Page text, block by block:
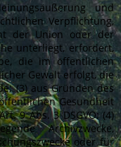
und
Verpflichtung,
der Union oder der
unterliegt, erfordert,
die im öffentlichen
Gewalt erfolgt, die
(3) aus Gründen des
Gesundheit
9 Abs. 3 DSGVO; (4)
Archivzwecke,
oder für